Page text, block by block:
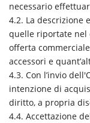
necessario
4.2. La descrizione
quelle riportate nel
offerta
accessori e
4.3. Con l’invio
intenzione di
diritto, a propria
4.4. Accettazione